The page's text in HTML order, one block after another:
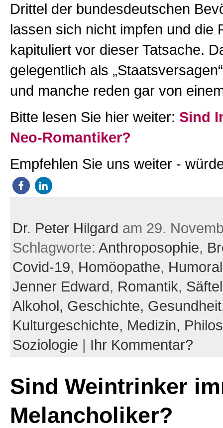
Drittel der bundesdeutschen
lassen sich nicht impfen und die
kapituliert vor dieser Tatsache.
gelegentlich als
und manche reden gar von
Bitte lesen Sie hier weiter: Sind
Neo-Romantiker?
Empfehlen Sie uns weiter -
Dr. Peter Hilgard am 29.
Schlagworte: Anthroposophie,
Covid-19, Homöopathe,
Jenner Edward, Romantik,
Alkohol, Geschichte,
Kulturgeschichte, Medizin,
Soziologie | Ihr Kommentar?
Sind Weintrinker
Melancholiker?